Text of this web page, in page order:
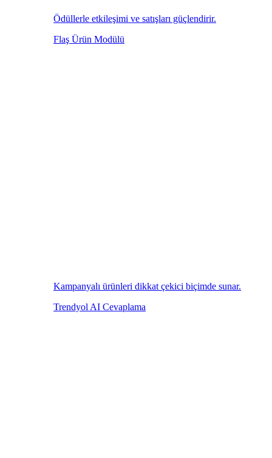
Ödüllerle etkileşimi ve satışları güçlendirir.
Flaş Ürün Modülü
Kampanyalı ürünleri dikkat çekici biçimde sunar.
Trendyol AI Cevaplama